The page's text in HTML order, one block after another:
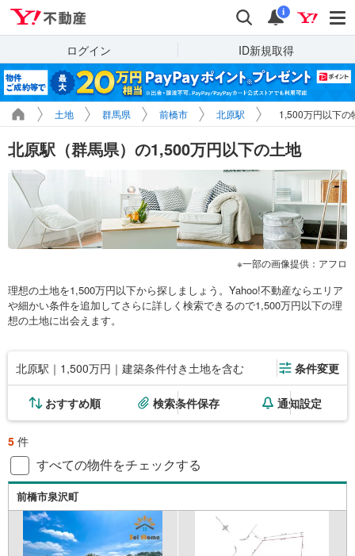
検索 通知
i
ログイン ID新規取得
土地 群馬県 前橋市 北原駅 1,500万円以下の
北原駅（群馬県）の1,500万円以下の土地
一部の画像提供：アフロ
理想の土地を1,500万円以下から探しましょう。Yahoo!不動産ならエリア
や細かい条件を追加してさらに詳しく検索できるので1,500万円以下の理
想の土地に出会えます。
北原駅｜1,500万円｜建築条件付き土地を含む 条件変更
おすすめ順 検索条件保存 通知設定
5 件
すべての物件をチェックする
前橋市泉沢町